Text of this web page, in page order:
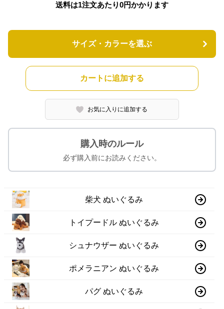
送料は1注文あたり0円かかります
サイズ・カラーを選ぶ
カートに追加する
お気に入りに追加する
購入時のルール
必ず購入前にお読みください。
柴犬 ぬいぐるみ
トイプードル ぬいぐるみ
シュナウザー ぬいぐるみ
ポメラニアン ぬいぐるみ
パグ ぬいぐるみ